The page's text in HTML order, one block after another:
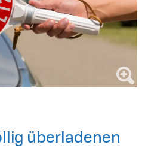
überladenen